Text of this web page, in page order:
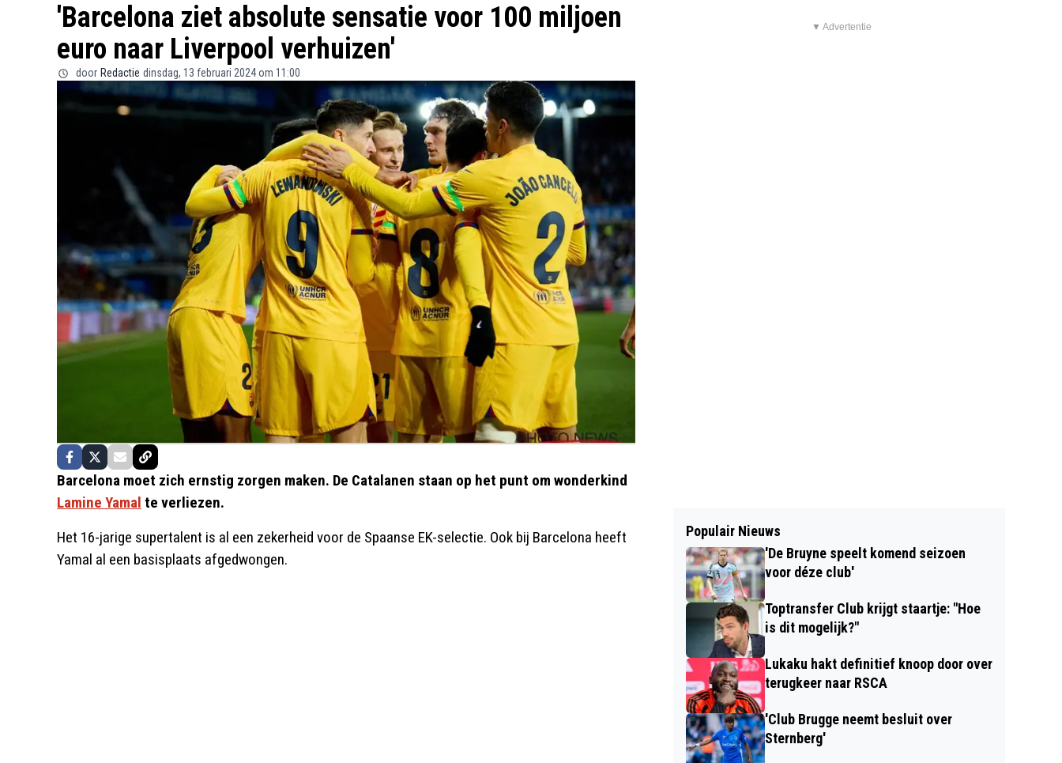
'Barcelona ziet absolute sensatie voor 100 miljoen
euro naar Liverpool verhuizen'
door Redactie dinsdag, 13 februari 2024 om 11:00
Barcelona moet zich ernstig zorgen maken. De Catalanen staan op het punt om wonderkind
Lamine Yamal te verliezen.
Het 16-jarige supertalent is al een zekerheid voor de Spaanse EK-selectie. Ook bij Barcelona heeft
Yamal al een basisplaats afgedwongen.
▼ Advertentie
Populair Nieuws
'De Bruyne speelt komend seizoen
voor déze club'
Toptransfer Club krijgt staartje: "Hoe
is dit mogelijk?"
Lukaku hakt definitief knoop door over
terugkeer naar RSCA
'Club Brugge neemt besluit over
Sternberg'